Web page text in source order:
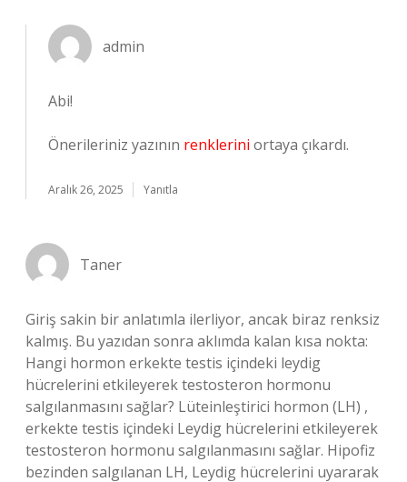
admin
Abi!
Önerileriniz yazının renklerini ortaya çıkardı.
Aralık 26, 2025 Yanıtla
Taner
Giriş sakin bir anlatımla ilerliyor, ancak biraz renksiz
kalmış. Bu yazıdan sonra aklımda kalan kısa nokta:
Hangi hormon erkekte testis içindeki leydig
hücrelerini etkileyerek testosteron hormonu
salgılanmasını sağlar? Lüteinleştirici hormon (LH) ,
erkekte testis içindeki Leydig hücrelerini etkileyerek
testosteron hormonu salgılanmasını sağlar. Hipofiz
bezinden salgılanan LH, Leydig hücrelerini uyararak